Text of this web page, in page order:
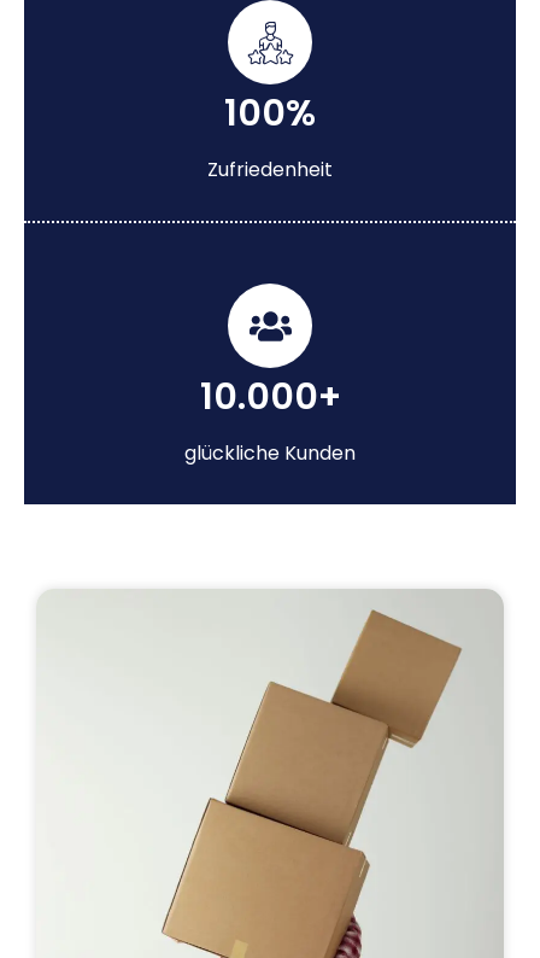
100%
Zufriedenheit
10.000+
glückliche Kunden